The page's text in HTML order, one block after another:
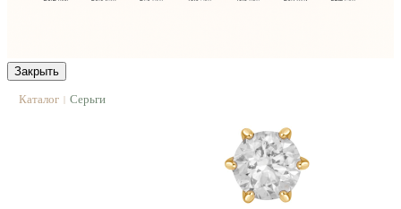
Закрыть
Каталог | Серьги